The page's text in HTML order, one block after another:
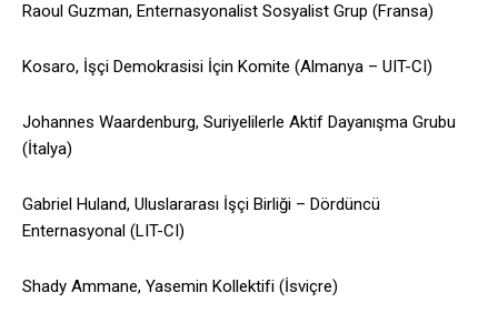
Raoul Guzman, Enternasyonalist Sosyalist Grup (Fransa)
Kosaro, İşçi Demokrasisi İçin Komite (Almanya – UIT-CI)
Johannes Waardenburg, Suriyelilerle Aktif Dayanışma Grubu
(İtalya)
Gabriel Huland, Uluslararası İşçi Birliği – Dördüncü
Enternasyonal (LIT-CI)
Shady Ammane, Yasemin Kollektifi (İsviçre)